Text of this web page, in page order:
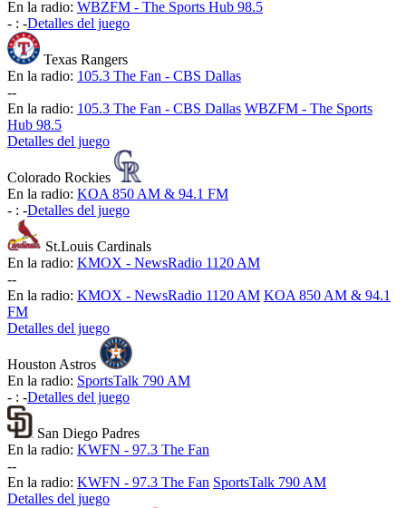
En la radio: WBZFM - The Sports Hub 98.5
- : -Detalles del juego
Texas Rangers
En la radio: 105.3 The Fan - CBS Dallas
--
En la radio: 105.3 The Fan - CBS Dallas WBZFM - The Sports
Hub 98.5
Detalles del juego
Colorado Rockies
En la radio: KOA 850 AM & 94.1 FM
- : -Detalles del juego
St.Louis Cardinals
En la radio: KMOX - NewsRadio 1120 AM
--
En la radio: KMOX - NewsRadio 1120 AM KOA 850 AM & 94.1
FM
Detalles del juego
Houston Astros
En la radio: SportsTalk 790 AM
- : -Detalles del juego
San Diego Padres
En la radio: KWFN - 97.3 The Fan
--
En la radio: KWFN - 97.3 The Fan SportsTalk 790 AM
Detalles del juego